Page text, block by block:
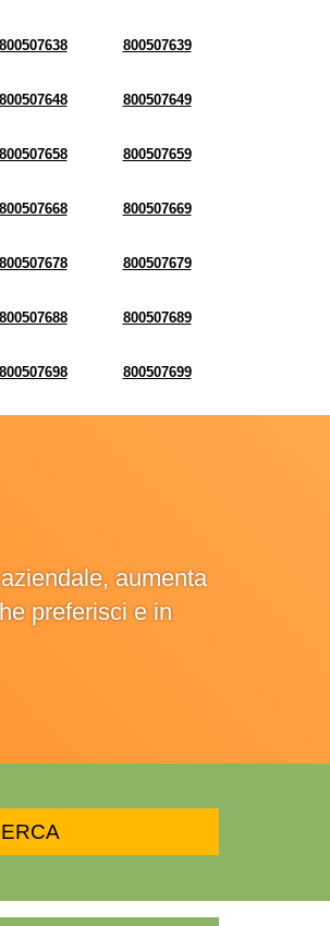
800507638 800507639
800507648 800507649
800507658 800507659
800507668 800507669
800507678 800507679
800507688 800507689
800507698 800507699
aumenta
preferisci e in